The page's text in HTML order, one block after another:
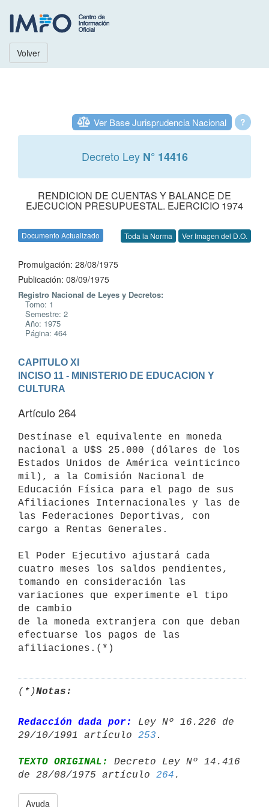
Volver
?
Ver Base Jurisprudencia Nacional
Decreto Ley N° 14416
RENDICION DE CUENTAS Y BALANCE DE
EJECUCION PRESUPUESTAL. EJERCICIO 1974
Documento Actualizado Toda la Norma Ver Imagen del D.O.
Promulgación: 28/08/1975
Publicación: 08/09/1975
Registro Nacional de Leyes y Decretos:
Tomo: 1
Semestre: 2
Año: 1975
Página: 464
CAPITULO XI
INCISO 11 - MINISTERIO DE EDUCACION Y
CULTURA
Artículo 264
Destínase el equivalente en moneda
nacional a U$S 25.000 (dólares de los
Estados Unidos de América veinticinco
mil), a la Comisión Nacional de
Educación Física para el pago de sus
Afiliaciones Internacionales y las de
las Federaciones Deportivas, con
cargo a Rentas Generales.
El Poder Ejecutivo ajustará cada
cuatro meses los saldos pendientes,
tomando en consideración las
variaciones que experimente el tipo
de cambio
de la moneda extranjera con que deban
efectuarse los pagos de las
(*)Notas:
Redacción dada por:
Ley Nº 16.226 de
29/10/1991 artículo 253
TEXTO ORIGINAL:
Decreto Ley Nº 14.416
de 28/08/1975 artículo 264
Ayuda